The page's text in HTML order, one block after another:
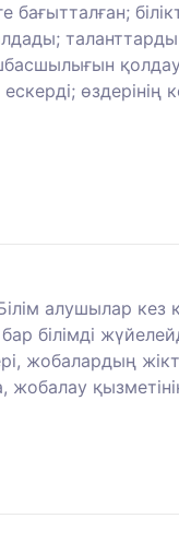
алушылар
білімді
жобалардың